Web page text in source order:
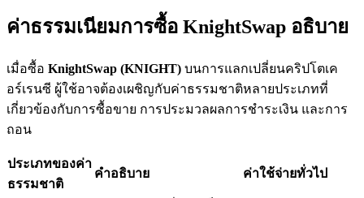
เงินกู้
บริการยืมเงินที่ได้รับการสนับสนุนจาก Crypto
ค่าธรรมเนียมการซื้อ KnightSwap อธิบาย
เมื่อซื้อ KnightSwap (KNIGHT) บนการแลกเปลี่ยนคริปโตเค
อร์เรนซี ผู้ใช้อาจต้องเผชิญกับค่าธรรมชาติหลายประเภทที่
เกี่ยวข้องกับการซื้อขาย การประมวลผลการชำระเงิน และการ
ถอน
ประเภทของค่า
ธรรมชาติ
คำอธิบาย ค่าใช้จ่ายทั่วไป